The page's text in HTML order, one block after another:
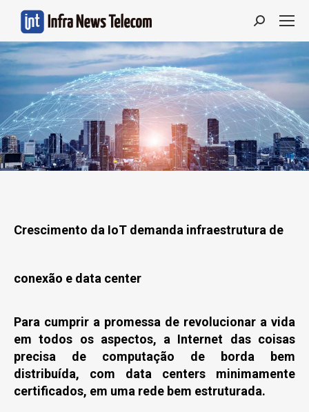
Search:
Crescimento da IoT demanda infraestrutura de
conexão e data center
Para cumprir a promessa de revolucionar a vida
em todos os aspectos, a Internet das coisas
precisa de computação de borda bem
distribuída, com data centers minimamente
certificados, em uma rede bem estruturada.